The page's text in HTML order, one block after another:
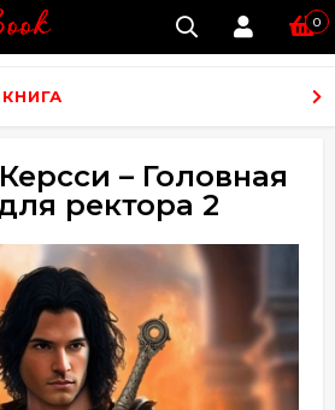
0
– Головная
ректора 2